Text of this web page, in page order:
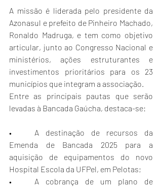
A missão é liderada pelo presidente da
Azonasul e prefeito de Pinheiro Machado,
Ronaldo Madruga, e tem como objetivo
articular, junto ao Congresso Nacional e
ministérios, ações estruturantes e
investimentos prioritários para os 23
municípios que integram a associação.
Entre as principais pautas que serão
levadas à Bancada Gaúcha, destaca-se:
•	A destinação de recursos da
Emenda de Bancada 2025 para a
aquisição de equipamentos do novo
Hospital Escola da UFPel, em Pelotas;
•	A cobrança de um plano de